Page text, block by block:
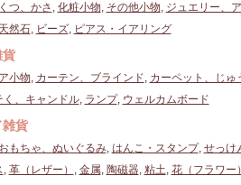
くつ、かさ , 化粧小物, その他小物, ジュエリー、
然石, ビーズ, ピアス・イアリング
貨
小物, カーテン、ブラインド, カーペット、じゅ
く、キャンドル, ランプ, ウェルカムボード
貨
おもちゃ、ぬいぐるみ, はんこ・スタンプ, せっけ
, 革（レザー） , 金属, 陶磁器, 粘土, 花（フラワー